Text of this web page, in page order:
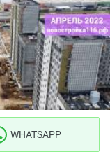
WHATSAPP